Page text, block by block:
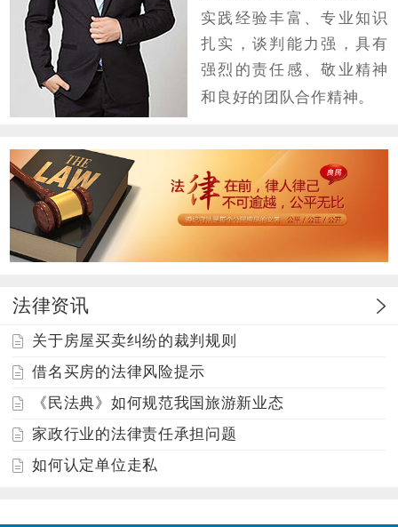
实践经验丰富、专业知识
扎实，谈判能力强，具有
强烈的责任感、敬业精神
和良好的团队合作精神。
法律资讯
关于房屋买卖纠纷的裁判规则
借名买房的法律风险提示
《民法典》如何规范我国旅游新业态
家政行业的法律责任承担问题
如何认定单位走私